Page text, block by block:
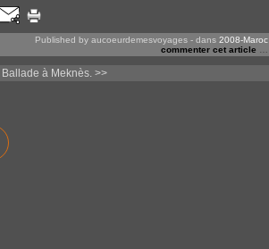
Published by aucoeurdemesvoyages - dans 2008-Maroc
commenter cet article
Ballade à Meknès. >>